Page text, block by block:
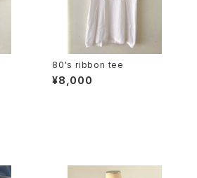
80's ribbon tee
¥8,000